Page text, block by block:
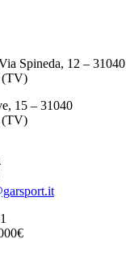
Spineda, 12 – 31040
(TV)
15 – 31040
(TV)